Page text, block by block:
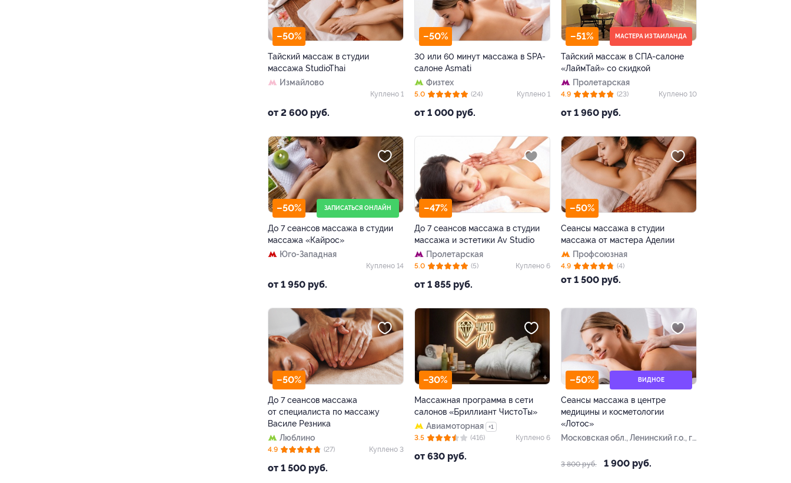
–50%
Тайский массаж в студии
массажа StudioThai
Измайлово
от 2 600 руб.
Куплено 1
–50%
30 или 60 минут массажа в SPA-
салоне Asmati
Физтех
от 1 000 руб.
5.0 (24) Куплено 1
–51% МАСТЕРА ИЗ ТАИЛАНДА
Тайский массаж в СПА-салоне
«ЛаймТай» со скидкой
Пролетарская
от 1 960 руб.
4.9 (23) Куплено 10
–50% ЗАПИСАТЬСЯ ОНЛАЙН
До 7 сеансов массажа в студии
массажа «Кайрос»
Юго-Западная
от 1 950 руб.
Куплено 14
–47%
До 7 сеансов массажа в студии
массажа и эстетики Av Studio
Пролетарская
от 1 855 руб.
5.0 (5) Куплено 6
–50%
Сеансы массажа в студии
массажа от мастера Аделии
Профсоюзная
от 1 500 руб.
4.9 (4)
–50%
До 7 сеансов массажа
от специалиста по массажу
Василе Резника
Люблино
от 1 500 руб.
4.9 (27) Куплено 3
–30%
Массажная программа в сети
салонов «Бриллиант ЧистоТы»
Авиамоторная
+1
от 630 руб.
3.5 (416) Куплено 6
–50% ВИДНОЕ
Сеансы массажа в центре
медицины и косметологии
«Лотос»
Московская обл., Ленинский г.о., г.
3 800 руб. 1 900 руб.